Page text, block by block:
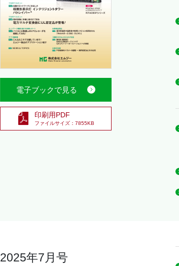
電子ブックで見る
印刷用PDF
ファイルサイズ：7855KB
2025年7月号